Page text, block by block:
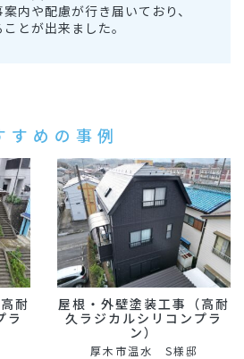
内や配慮が行き届いており、
とが出来ました。
すめの事例
耐
ラ
屋根・外壁塗装工事（高耐
久ラジカルシリコンプラ
ン）
厚木市温水 S様邸